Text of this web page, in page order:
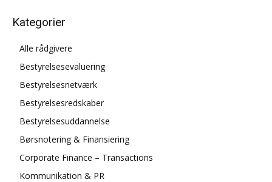
Kategorier
Alle rådgivere
Bestyrelsesevaluering
Bestyrelsesnetværk
Bestyrelsesredskaber
Bestyrelsesuddannelse
Børsnotering & Finansiering
Corporate Finance – Transactions
Kommunikation & PR